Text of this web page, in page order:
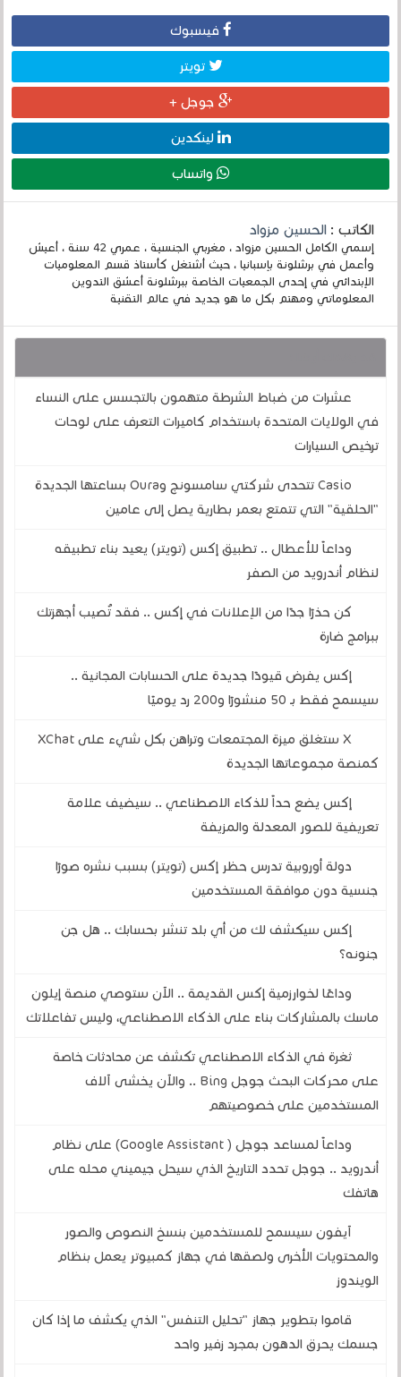
فيسبوك
تويتر
جوجل +
لينكدين
واتساب
الكاتب :الحسين مزواد
إسمي الكامل الحسين مزواد ، مغربي الجنسية ، عمري 42 سنة ، أعيش
وأعمل في برشلونة بإسبانيا ، حيث أشتغل كأستاذ قسم المعلوميات
الإبتدائي في إحدى الجمعيات الخاصة ببرشلونة أعشق التدوين
المعلوماتي ومهتم بكل ما هو جديد في عالم التقنية
عشرات من ضباط الشرطة متهمون بالتجسس على النساء
في الولايات المتحدة باستخدام كاميرات التعرف على لوحات
ترخيص السيارات
Casio تتحدى شركتي سامسونج وOura بساعتها الجديدة
"الحلقية" التي تتمتع بعمر بطارية يصل إلى عامين
وداعاً للأعطال .. تطبيق إكس (تويتر) يعيد بناء تطبيقه
لنظام أندرويد من الصفر
كن حذرًا جدًا من الإعلانات في إكس .. فقد تُصيب أجهزتك
ببرامج ضارة
إكس يفرض قيودًا جديدة على الحسابات المجانية ..
سيسمح فقط بـ 50 منشورًا و200 رد يوميًا
X ستغلق ميزة المجتمعات وتراهن بكل شيء على XChat
كمنصة مجموعاتها الجديدة
إكس يضع حداً للذكاء الاصطناعي .. سيضيف علامة
تعريفية للصور المعدلة والمزيفة
دولة أوروبية تدرس حظر إكس (تويتر) بسبب نشره صورًا
جنسية دون موافقة المستخدمين
إكس سيكشف لك من أي بلد تنشر بحسابك .. هل جن
جنونه؟
وداعًا لخوارزمية إكس القديمة .. الآن ستوصي منصة إيلون
ماسك بالمشاركات بناءً على الذكاء الاصطناعي، وليس تفاعلاتك
ثغرة في الذكاء الاصطناعي تكشف عن محادثات خاصة
على محركات البحث جوجل Bing .. والآن يخشى آلاف
المستخدمين على خصوصيتهم
وداعاً لمساعد جوجل ( Google Assistant) على نظام
أندرويد .. جوجل تحدد التاريخ الذي سيحل جيميني محله على
هاتفك
آيفون سيسمح للمستخدمين بنسخ النصوص والصور
والمحتويات الأخرى ولصقها في جهاز كمبيوتر يعمل بنظام
الويندوز
قاموا بتطوير جهاز "تحليل التنفس" الذي يكشف ما إذا كان
جسمك يحرق الدهون بمجرد زفير واحد